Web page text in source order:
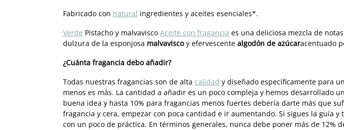
Fabricado con natural ingredientes y aceites esenciales*.
Verde Pistacho y malvavisco Aceite con fragancia es una deliciosa mezcla de
dulzura de la esponjosa malvaviscoy efervescente algodón de azúcaracentuado
¿Cuánta fragancia debo añadir?
Todas nuestras fragancias son de alta calidad y diseñado específicamente para
menos es más. La cantidad a añadir es un poco compleja y hemos desarrollado
buena idea y hasta 10% para fragancias menos fuertes debería darte más que
fragancia y cera, empezar con poca cantidad e ir aumentando. Si sigues la guía
con un poco de práctica. En términos generales, nunca debe poner más de 12%